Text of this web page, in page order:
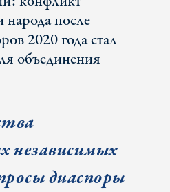
после
2020 года стал
объединения
независимых
диаспоры